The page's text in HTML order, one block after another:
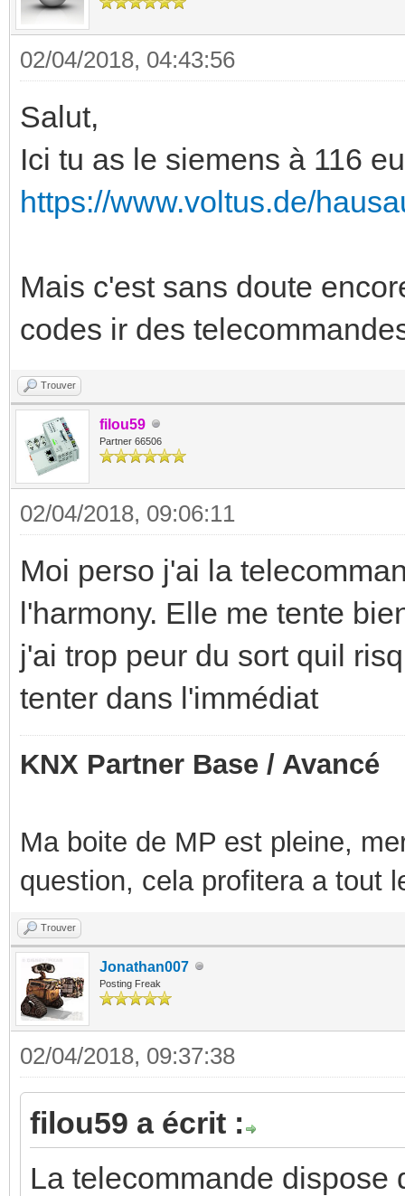
02/04/2018, 04:43:56
Salut,
Ici tu as le siemens à 116
https://www.voltus.de/
Mais c'est sans doute
codes ir des
Trouver
filou59
Partner 66506
02/04/2018, 09:06:11
Moi perso j'ai la
l'harmony. Elle me tente
j'ai trop peur du sort quil
tenter dans l'immédiat
KNX Partner Base / Avancé
Ma boite de MP est pleine,
question, cela profitera a tout
Trouver
Jonathan007
Posting Freak
02/04/2018, 09:37:38
filou59 a écrit :
La telecommande dispose